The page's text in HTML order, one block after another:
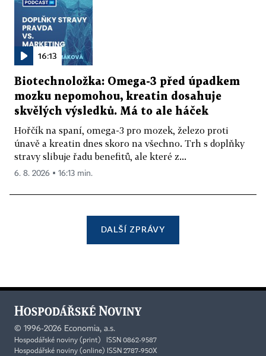
16:13
Biotechnoložka: Omega-3 před úpadkem
mozku nepomohou, kreatin dosahuje
skvělých výsledků. Má to ale háček
Hořčík na spaní, omega-3 pro mozek, železo proti
únavě a kreatin dnes skoro na všechno. Trh s doplňky
stravy slibuje řadu benefitů, ale které z...
6. 8. 2026 ▪ 16:13 min.
DALŠÍ ZPRÁVY
© 1996-2026 Economia, a.s.
Hospodářské noviny (print) ISSN 0862-9587
Hospodářské noviny (online) ISSN 2787-950X